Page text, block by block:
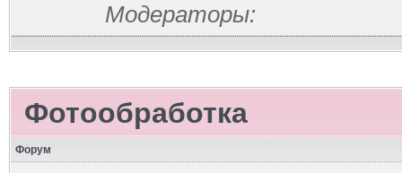
Модераторы:
Фотообработка
Форум